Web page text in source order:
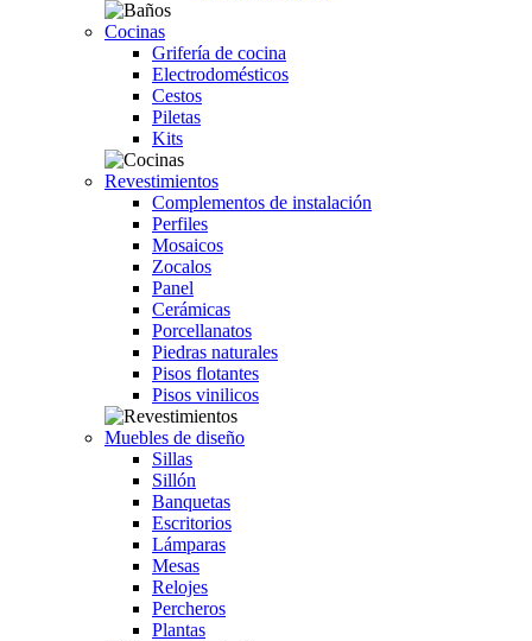
Cocinas
Grifería de cocina
Electrodomésticos
Cestos
Piletas
Kits
Revestimientos
Complementos de instalación
Perfiles
Mosaicos
Zocalos
Panel
Cerámicas
Porcellanatos
Piedras naturales
Pisos flotantes
Pisos vinilicos
Muebles de diseño
Sillas
Sillón
Banquetas
Escritorios
Lámparas
Mesas
Relojes
Percheros
Plantas